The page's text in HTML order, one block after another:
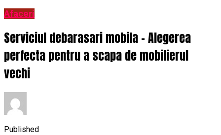
Afaceri
Serviciul debarasari mobila – Alegerea
perfecta pentru a scapa de mobilierul
vechi
Published